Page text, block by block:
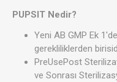
PUPSIT Nedir?
Yeni AB GMP Ek
gerekliliklerden
PreUsePost
ve Sonrası